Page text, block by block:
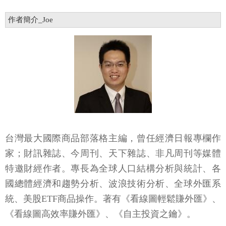
作者簡介_Joe
台灣最大國際商品部落格主編，曾任經濟日報專欄作
家；財訊雜誌、今周刊、天下雜誌、非凡周刊等媒體
特邀財經作者。專長為全球人口結構分析與統計、各
國總體經濟和趨勢分析、波浪技術分析、全球外匯系
統、美股ETF商品操作。著有《看線圖輕鬆賺外匯》、
《看線圖高效率賺外匯》、《自主投資之鑰》。